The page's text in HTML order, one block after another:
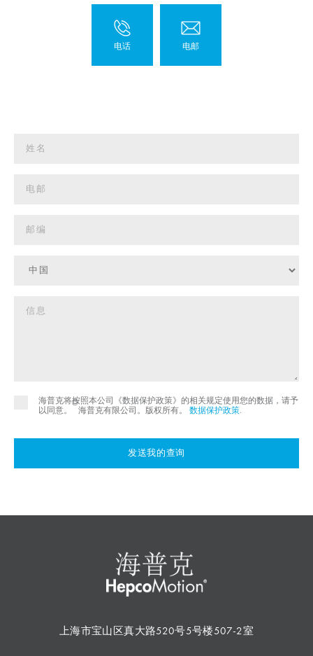
海普克将按照本公司《数据保护政策》的相关规定使用您的数据，请予
以同意。
©
海普克有限公司。版权所有。 数据保护政策
发送我的查询
上海市宝山区真大路520号5号楼507-2室